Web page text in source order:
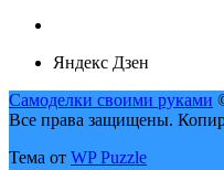
Яндекс Дзен
Самоделки своими руками
Все права защищены.
Тема от WP Puzzle